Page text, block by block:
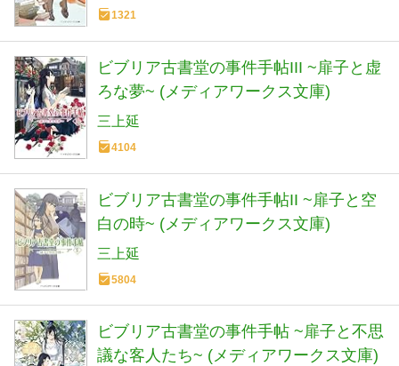
1321
ビブリア古書堂の事件手帖III ~扉子と虚
ろな夢~ (メディアワークス文庫)
三上延
4104
ビブリア古書堂の事件手帖II ~扉子と空
白の時~ (メディアワークス文庫)
三上延
5804
ビブリア古書堂の事件手帖 ~扉子と不思
議な客人たち~ (メディアワークス文庫)